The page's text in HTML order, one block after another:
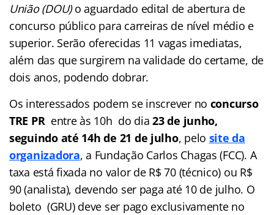
União (DOU)o aguardado edital de abertura de
concurso público para carreiras de nível médio e
superior. Serão oferecidas 11 vagas imediatas,
além das que surgirem na validade do certame, de
dois anos, podendo dobrar.
Os interessados podem se inscrever no concurso
TRE PR entre às 10h do dia23 de junho,
seguindo até 14h de 21 de julho, pelo site da
organizadora, a Fundação Carlos Chagas (FCC). A
taxa está fixada no valor de R$ 70 (técnico) ou R$
90 (analista), devendo ser paga até 10 de julho. O
boleto (GRU) deve ser pago exclusivamente no